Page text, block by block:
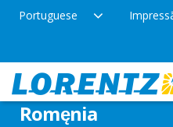
Portuguese
References in
Romęnia